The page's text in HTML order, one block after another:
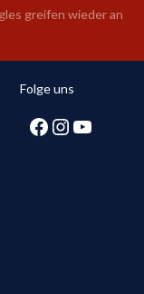
greifen wieder an
Folge uns
Facebook
Instagram
YouTube